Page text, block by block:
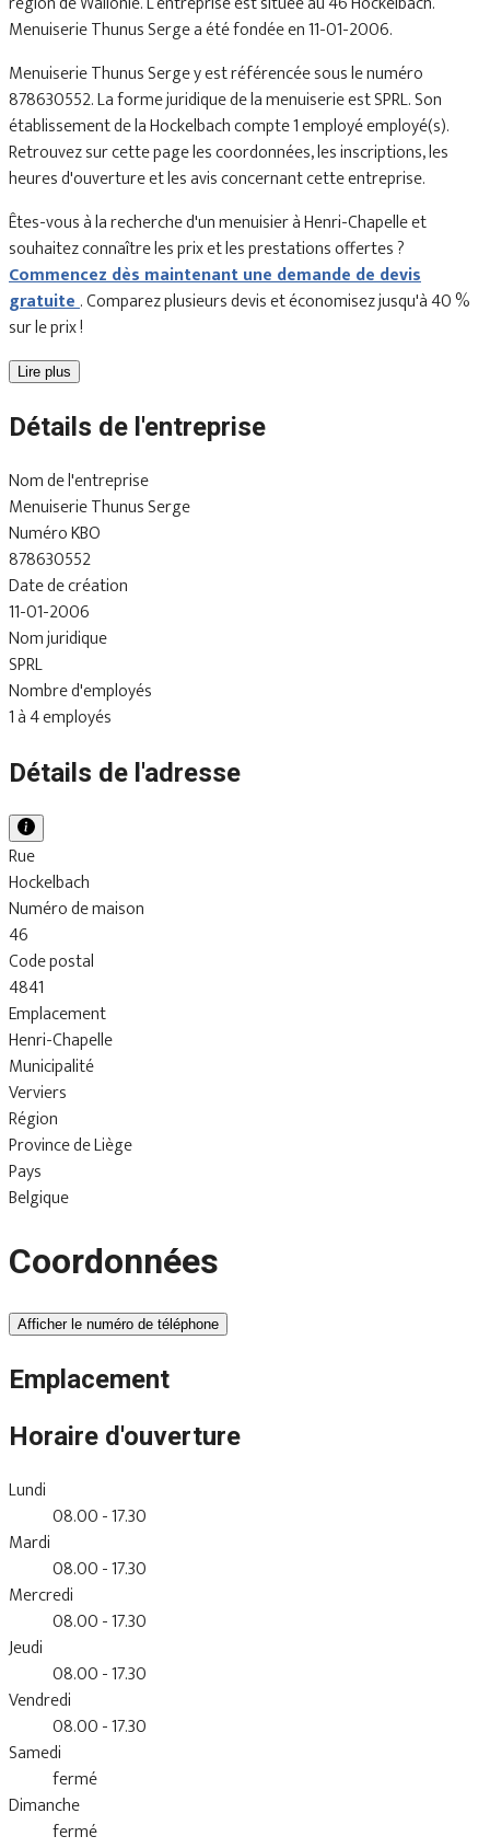
Menuiserie Thunus Serge a été fondée en 11-01-2006.
Menuiserie Thunus Serge y est référencée sous le numéro
878630552. La forme juridique de la menuiserie est SPRL. Son
établissement de la Hockelbach compte 1 employé employé(s).
Retrouvez sur cette page les coordonnées, les inscriptions, les
heures d'ouverture et les avis concernant cette entreprise.
Êtes-vous à la recherche d'un menuisier à Henri-Chapelle et
souhaitez connaître les prix et les prestations offertes ?
Commencez dès maintenant une demande de devis
gratuite. Comparez plusieurs devis et économisez jusqu'à 40 %
sur le prix !
Lire plus
Détails de l'entreprise
Nom de l'entreprise
Menuiserie Thunus Serge
Numéro KBO
878630552
Date de création
11-01-2006
Nom juridique
SPRL
Nombre d'employés
1 à 4 employés
Détails de l'adresse
Rue
Hockelbach
Numéro de maison
46
Code postal
4841
Emplacement
Henri-Chapelle
Municipalité
Verviers
Région
Province de Liège
Pays
Belgique
Coordonnées
Afficher le numéro de téléphone
Emplacement
Horaire d'ouverture
Lundi
08.00 - 17.30
Mardi
08.00 - 17.30
Mercredi
08.00 - 17.30
Jeudi
08.00 - 17.30
Vendredi
08.00 - 17.30
Samedi
fermé
Dimanche
fermé